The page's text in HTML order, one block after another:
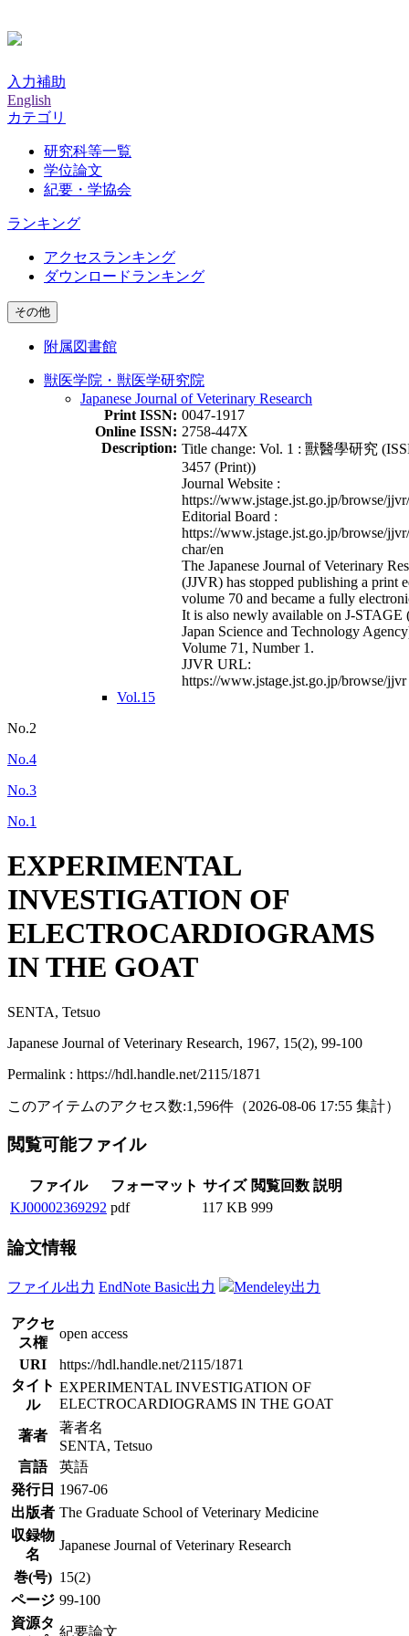
入力補助
English
カテゴリ
研究科等一覧
学位論文
紀要・学協会
ランキング
アクセスランキング
ダウンロードランキング
その他
附属図書館
獣医学院・獣医学研究院
Japanese Journal of Veterinary Research
Print ISSN: 0047-1917
Online ISSN: 2758-447X
Description: Title change: Vol. 1 : 獸醫學研究
3457 (Print))
Journal Website :
https://www.jstage.jst.go.jp/browse/
Editorial Board :
https://www.jstage.jst.go.jp/browse/
char/en
The Japanese Journal of Veterinary
(JJVR) has stopped publishing a print
volume 70 and became a fully
It is also newly available on J-STAGE
Japan Science and Technology
Volume 71, Number 1.
JJVR URL:
https://www.jstage.jst.go.jp/browse/jjvr
Vol.15
No.2
No.4
No.3
No.1
EXPERIMENTAL
INVESTIGATION OF
ELECTROCARDIOGRAMS
IN THE GOAT
SENTA, Tetsuo
Japanese Journal of Veterinary Research, 1967, 15(2), 99-100
Permalink : https://hdl.handle.net/2115/1871
このアイテムのアクセス数:1,596件 （2026-08-06 17:55 集計）
閲覧可能ファイル
ファイル フォーマット サイズ 閲覧回数 説明
KJ00002369292 pdf 117 KB 999
論文情報
ファイル出力 EndNote Basic出力 Mendeley出力
アクセ
ス権
open access
URI
https://hdl.handle.net/2115/1871
タイト
ル
EXPERIMENTAL INVESTIGATION OF
ELECTROCARDIOGRAMS IN THE GOAT
著者
著者名
SENTA, Tetsuo
言語
英語
発行日 1967-06
出版者 The Graduate School of Veterinary Medicine
収録物
名
Japanese Journal of Veterinary Research
巻(号) 15(2)
ページ 99-100
資源タ
紀要論文